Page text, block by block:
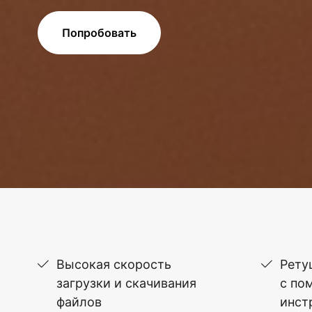
Попробовать
Высокая скорость
загрузки и скачивания
файлов
с